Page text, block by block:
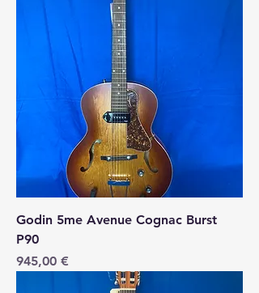
Godin 5me Avenue Cognac Burst
P90
Price
945,00 €